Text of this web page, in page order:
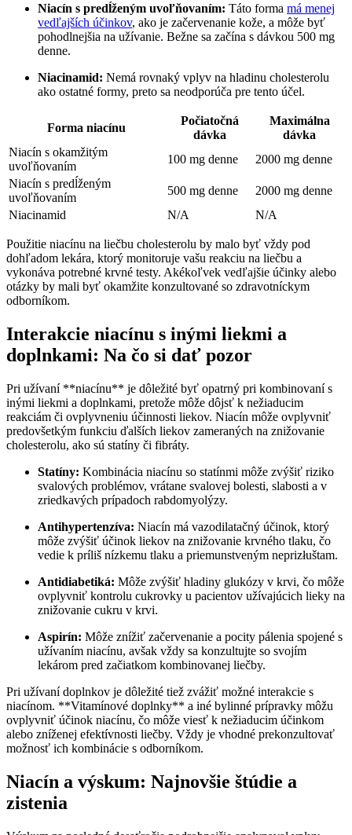
Niacín s predĺženým uvoľňovaním: Táto forma má menej
vedľajších účinkov, ako je začervenanie kože, a môže byť
pohodlnejšia na užívanie. Bežne sa začína s dávkou 500 mg
denne.
Niacinamid: Nemá rovnaký vplyv na hladinu cholesterolu
ako ostatné formy, preto sa neodporúča pre tento účel.
Forma niacínu
Počiatočná
dávka
Maximálna
dávka
Niacín s okamžitým
uvoľňovaním
100 mg denne
2000 mg denne
Niacín s predĺženým
uvoľňovaním
500 mg denne
2000 mg denne
Niacinamid
N/A N/A
Použitie niacínu na liečbu cholesterolu by malo byť vždy pod
dohľadom lekára, ktorý monitoruje vašu reakciu na liečbu a
vykonáva potrebné krvné testy. Akékoľvek vedľajšie účinky alebo
otázky by mali byť okamžite konzultované so zdravotníckym
odborníkom.
Interakcie niacínu s inými liekmi a
doplnkami: Na čo si dať pozor
Pri užívaní **niacínu** je dôležité byť opatrný pri kombinovaní s
inými liekmi a doplnkami, pretože môže dôjsť k nežiaducim
reakciám či ovplyvneniu účinnosti liekov. Niacín môže ovplyvniť
predovšetkým funkciu ďalších liekov zameraných na znižovanie
cholesterolu, ako sú statíny či fibráty.
Statíny: Kombinácia niacínu so statínmi môže zvýšiť riziko
svalových problémov, vrátane svalovej bolesti, slabosti a v
zriedkavých prípadoch rabdomyolýzy.
Antihypertenzíva: Niacín má vazodilatačný účinok, ktorý
môže zvýšiť účinok liekov na znižovanie krvného tlaku, čo
vedie k príliš nízkemu tlaku a priemunstveným neprizłuštam.
Antidiabetiká: Môže zvýšiť hladiny glukózy v krvi, čo môže
ovplyvniť kontrolu cukrovky u pacientov užívajúcich lieky na
znižovanie cukru v krvi.
Aspirín: Môže znížiť začervenanie a pocity pálenia spojené s
užívaním niacínu, avšak vždy sa konzultujte so svojím
lekárom pred začiatkom kombinovanej liečby.
Pri užívaní doplnkov je dôležité tiež zvážiť možné interakcie s
niacínom. **Vitamínové doplnky** a iné bylinné prípravky môžu
ovplyvniť účinok niacínu, čo môže viesť k nežiaducim účinkom
alebo zníženej efektívnosti liečby. Vždy je vhodné prekonzultovať
možnosť ich kombinácie s odborníkom.
Niacín a výskum: Najnovšie štúdie a
zistenia